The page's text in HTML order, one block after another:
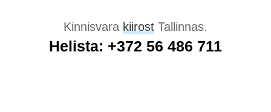
Kinnisvara kiirost Tallinnas.
Helista: +372 56 486 711